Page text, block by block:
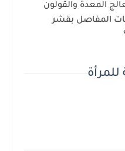
المعدة والقولون
المفاصل بقشر